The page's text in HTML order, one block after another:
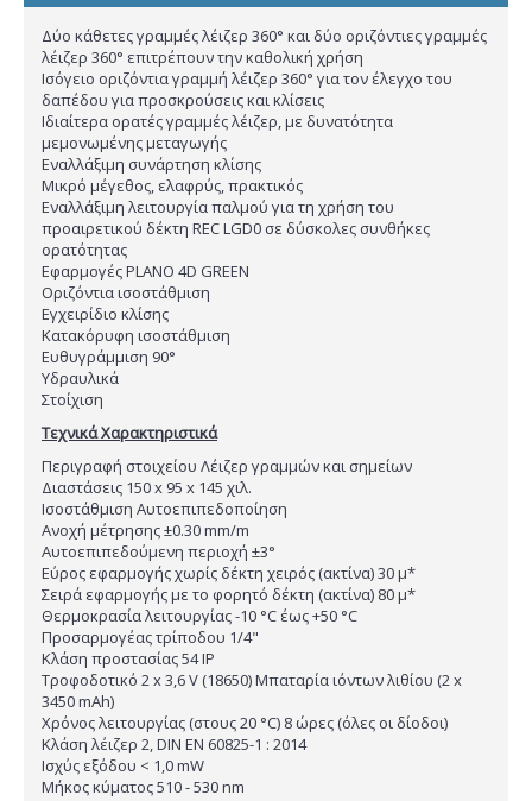
Δύο κάθετες γραμμές λέιζερ 360° και δύο οριζόντιες γραμμές
λέιζερ 360° επιτρέπουν την καθολική χρήση
Ισόγειο οριζόντια γραμμή λέιζερ 360° για τον έλεγχο του
δαπέδου για προσκρούσεις και κλίσεις
Ιδιαίτερα ορατές γραμμές λέιζερ, με δυνατότητα
μεμονωμένης μεταγωγής
Εναλλάξιμη συνάρτηση κλίσης
Μικρό μέγεθος, ελαφρύς, πρακτικός
Εναλλάξιμη λειτουργία παλμού για τη χρήση του
προαιρετικού δέκτη REC LGD0 σε δύσκολες συνθήκες
ορατότητας
Εφαρμογές PLANO 4D GREEN
Οριζόντια ισοστάθμιση
Εγχειρίδιο κλίσης
Κατακόρυφη ισοστάθμιση
Ευθυγράμμιση 90°
Υδραυλικά
Στοίχιση
Τεχνικά Χαρακτηριστικά
Περιγραφή στοιχείου Λέιζερ γραμμών και σημείων
Διαστάσεις 150 x 95 x 145 χιλ.
Ισοστάθμιση Αυτοεπιπεδοποίηση
Ανοχή μέτρησης ±0.30 mm/m
Αυτοεπιπεδούμενη περιοχή ±3°
Εύρος εφαρμογής χωρίς δέκτη χειρός (ακτίνα) 30 μ*
Σειρά εφαρμογής με το φορητό δέκτη (ακτίνα) 80 μ*
Θερμοκρασία λειτουργίας -10 °C έως +50 °C
Προσαρμογέας τρίποδου 1/4"
Κλάση προστασίας 54 IP
Τροφοδοτικό 2 x 3,6 V (18650) Μπαταρία ιόντων λιθίου (2 x
3450 mAh)
Χρόνος λειτουργίας (στους 20 °C) 8 ώρες (όλες οι δίοδοι)
Κλάση λέιζερ 2, DIN EN 60825-1 : 2014
Ισχύς εξόδου < 1,0 mW
Μήκος κύματος 510 - 530 nm